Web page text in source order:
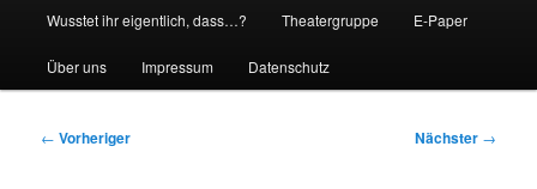
Wusstet ihr eigentlich, dass…? Theatergruppe E-Paper
Über uns Impressum Datenschutz
Beitragsnavigation
← Vorheriger Nächster →